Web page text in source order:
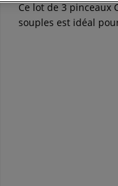
Ce lot de 3 pinceaux
souples est idéal